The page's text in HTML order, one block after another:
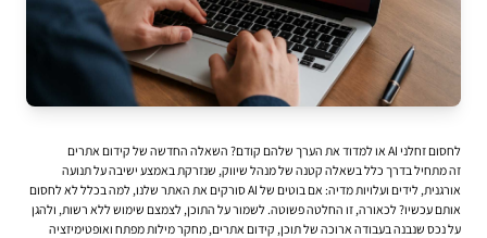
לחסום זחלני AI או למדוד את הערך שלהם קודם? השאלה החדשה של קידום אתרים
זה מתחיל בדרך כלל בשאלה קטנה של מנהל שיווק, שנזרקת באמצע ישיבה על תנועה
אורגנית, לידים ועלויות מדיה: אם בוטים של AI סורקים את האתר שלנו, למה בכלל לא לחסום
אותם עכשיו? לכאורה, זו החלטה פשוטה. לשמור על התוכן, לצמצם שימוש ללא רשות, ולהגן
על נכס שנבנה בעבודה ארוכה של תוכן, קידום אתרים, מחקר מילות מפתח ואופטימיזציה